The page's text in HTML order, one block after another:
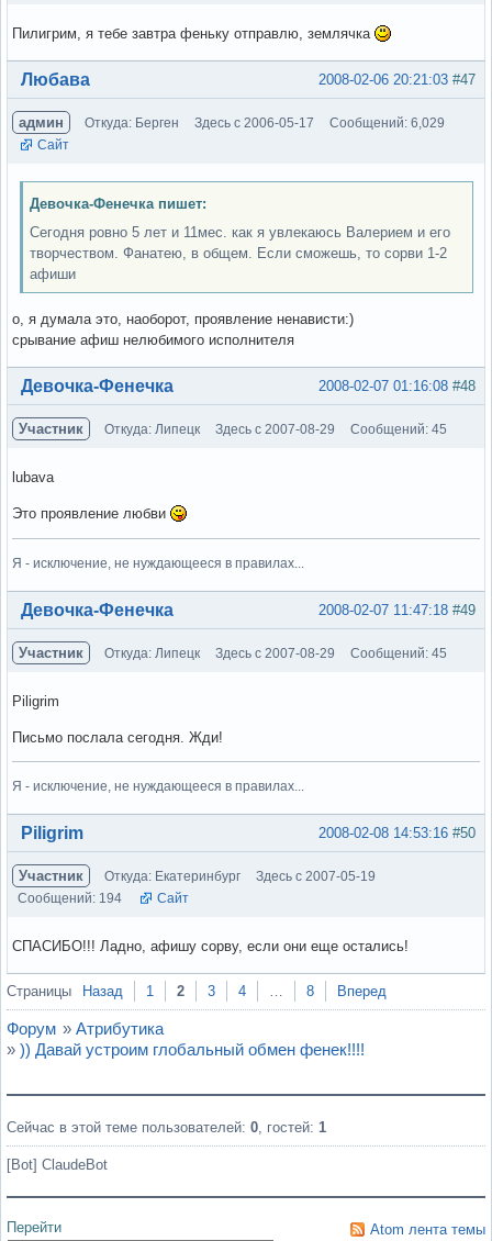
Пилигрим, я тебе завтра феньку отправлю, землячка
Вне форума #47
2008-02-06 20:21:03
Любава
админ Откуда: Берген Здесь с 2006-05-17
Сообщений: 6,029
Сайт
Девочка-Фенечка пишет:
Сегодня ровно 5 лет и 11мес. как я увлекаюсь Валерием и его
творчеством. Фанатею, в общем. Если сможешь, то сорви 1-2
афиши
о, я думала это, наоборот, проявление ненависти:)
срывание афиш нелюбимого исполнителя
Вне форума #48
2008-02-07 01:16:08
Девочка-Фенечка
Участник Откуда: Липецк Здесь с 2007-08-29 Сообщений: 45
lubava
Это проявление любви
Я - исключение, не нуждающееся в правилах...
Вне форума #49
2008-02-07 11:47:18
Девочка-Фенечка
Участник Откуда: Липецк Здесь с 2007-08-29 Сообщений: 45
Piligrim
Письмо послала сегодня. Жди!
Я - исключение, не нуждающееся в правилах...
Вне форума #50
2008-02-08 14:53:16
Piligrim
Участник Откуда: Екатеринбург
Здесь с 2007-05-19
Сообщений: 194
Сайт
СПАСИБО!!! Ладно, афишу сорву, если они еще остались!
Вне форума
Страницы Назад 1 2 3 4 … 8 Вперед
Форум » Атрибутика
» )) Давай устроим глобальный обмен фенек!!!!
Сейчас в этой теме пользователей: 0, гостей: 1
[Bot] ClaudeBot
Перейти Atom лента темы